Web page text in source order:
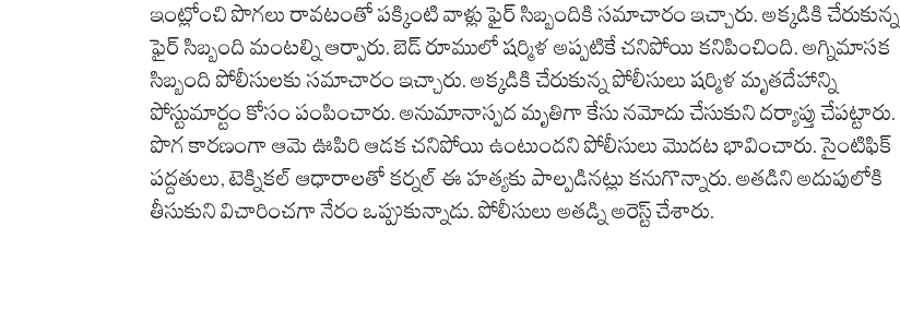
ఇంట్లోంచి పొగలు రావటంతో పక్కింటి వాళ్లు ఫైర్ సిబ్బందికి సమాచారం ఇచ్చారు. అక్కడికి చేరుకున్న
ఫైర్ సిబ్బంది మంటల్ని ఆర్పారు. బెడ్‌ రూములో షర్మిళ అప్పటికే చనిపోయి కనిపించింది. అగ్నిమాసక
సిబ్బంది పోలీసులకు సమాచారం ఇచ్చారు. అక్కడికి చేరుకున్న పోలీసులు షర్మిళ మృతదేహాన్ని
పోస్టుమార్టం కోసం పంపించారు. అనుమానాస్పద మృతిగా కేసు నమోదు చేసుకుని దర్యాప్తు చేపట్టారు.
పొగ కారణంగా ఆమె ఊపిరి ఆడక చనిపోయి ఉంటుందని పోలీసులు మొదట భావించారు. సైంటిఫిక్
పద్దతులు, టెక్నికల్ ఆధారాలతో కర్నల్ ఈ హత్యకు పాల్పడినట్లు కనుగొన్నారు. అతడిని అదుపులోకి
తీసుకుని విచారించగా నేరం ఒప్పుకున్నాడు. పోలీసులు అతడ్ని అరెస్ట్ చేశారు.